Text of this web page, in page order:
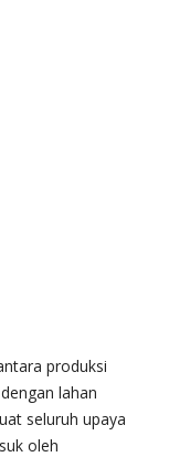
produksi
lahan
seluruh upaya
oleh